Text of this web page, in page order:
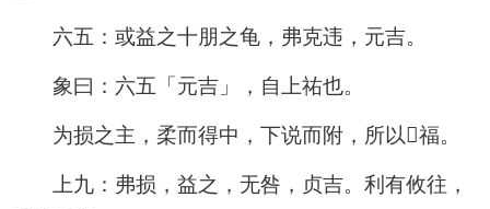
六五：或益之十朋之龟，弗克违，元吉。
象曰：六五「元吉」，自上祐也。
为损之主，柔而得中，下说而附，所以𫉬福。
上九：弗损，益之，无咎，贞吉。利有攸往，